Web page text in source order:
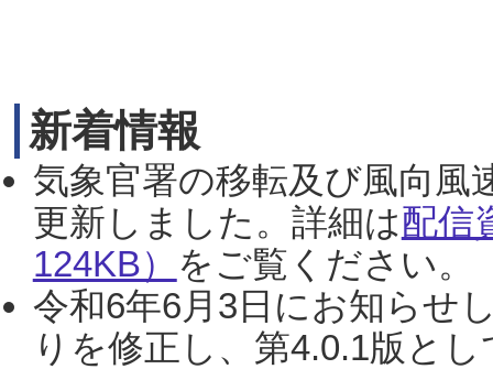
新着情報
気象官署の移転及び風向風
更新しました。詳細は配信
124KB） をご覧ください。
令和6年6月3日にお知らせ
りを修正し、第4.0.1版と